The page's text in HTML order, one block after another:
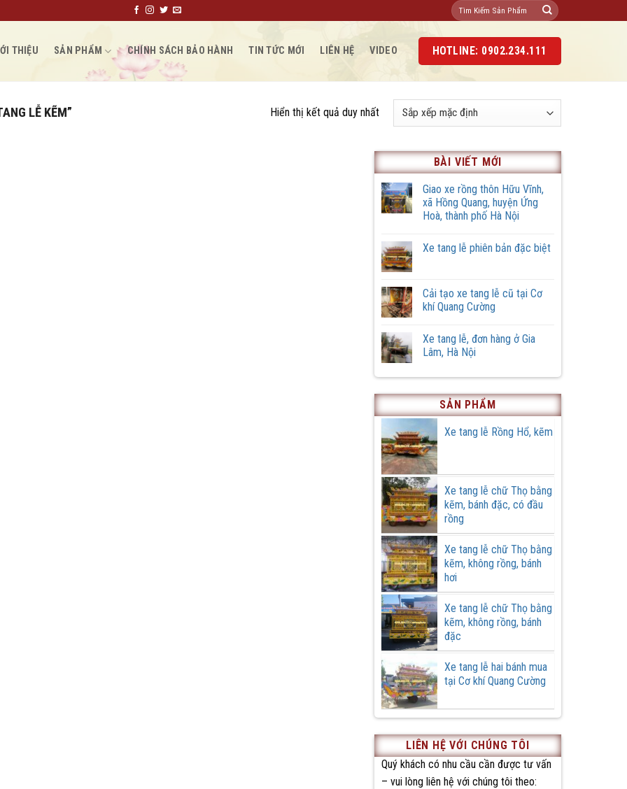
Tìm
kiếm:
THIỆU SẢN PHẨM CHÍNH SÁCH BẢO HÀNH TIN TỨC MỚI LIÊN HỆ VIDEO HOTLINE: 0902.234.111
LỄ KẼM” Hiển thị kết quả duy nhất
BÀI VIẾT MỚI
Giao xe rồng thôn Hữu Vĩnh,
xã Hồng Quang, huyện Ứng
Hoà, thành phố Hà Nội
bình
rồng
thôn
Hữu
Hồng
Quang,
huyện
Hoà,
phố
Nội
Xe tang lễ phiên bản đặc biệt
luận
ở
Xe
phiên
bản
đặc
Cải tạo xe tang lễ cũ tại Cơ
khí Quang Cường
bình
luận
ở
tạo
tang
cũ
tại
Cơ
khí
Quang
Cường
Xe tang lễ, đơn hàng ở Gia
Lâm, Hà Nội
có
luận
Xe
tang
lễ,
đơn
hàng
ở
Gia
Lâm,
Hà
Nội
SẢN PHẨM
Xe tang lễ Rồng Hổ, kẽm
Xe tang lễ chữ Thọ bằng
kẽm, bánh đặc, có đầu
rồng
Xe tang lễ chữ Thọ bằng
kẽm, không rồng, bánh
hơi
Xe tang lễ chữ Thọ bằng
kẽm, không rồng, bánh
đặc
Xe tang lễ hai bánh mua
tại Cơ khí Quang Cường
LIÊN HỆ VỚI CHÚNG TÔI
Quý khách có nhu cầu cần được tư vấn
– vui lòng liên hệ với chúng tôi theo: